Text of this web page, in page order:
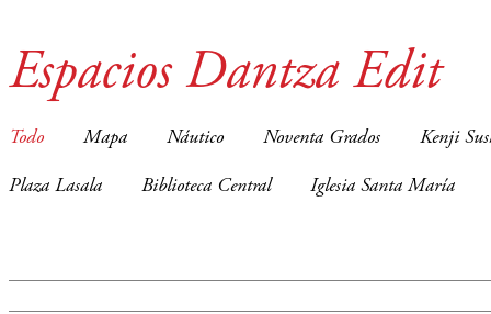
Espacios Dantza Edit
Todo Mapa Náutico Noventa Grados Kenji
Plaza Lasala Biblioteca Central Iglesia Santa María